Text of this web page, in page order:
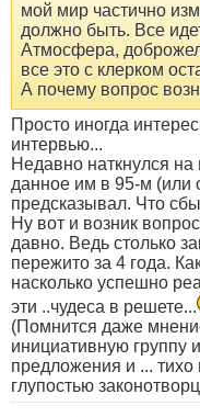
мой мир частично
должно быть. Все
Атмосфера,
все это с клерком
А почему вопрос
Просто иногда
интервью...
Недавно наткнулся на
данное им в 95-м (или
предсказывал. Что
Ну вот и возник
давно. Ведь столько
пережито за 4 года.
насколько успешно
эти ..чудеса в решете...
(Помнится даже
инициативную группу
предложения и ...
глупостью